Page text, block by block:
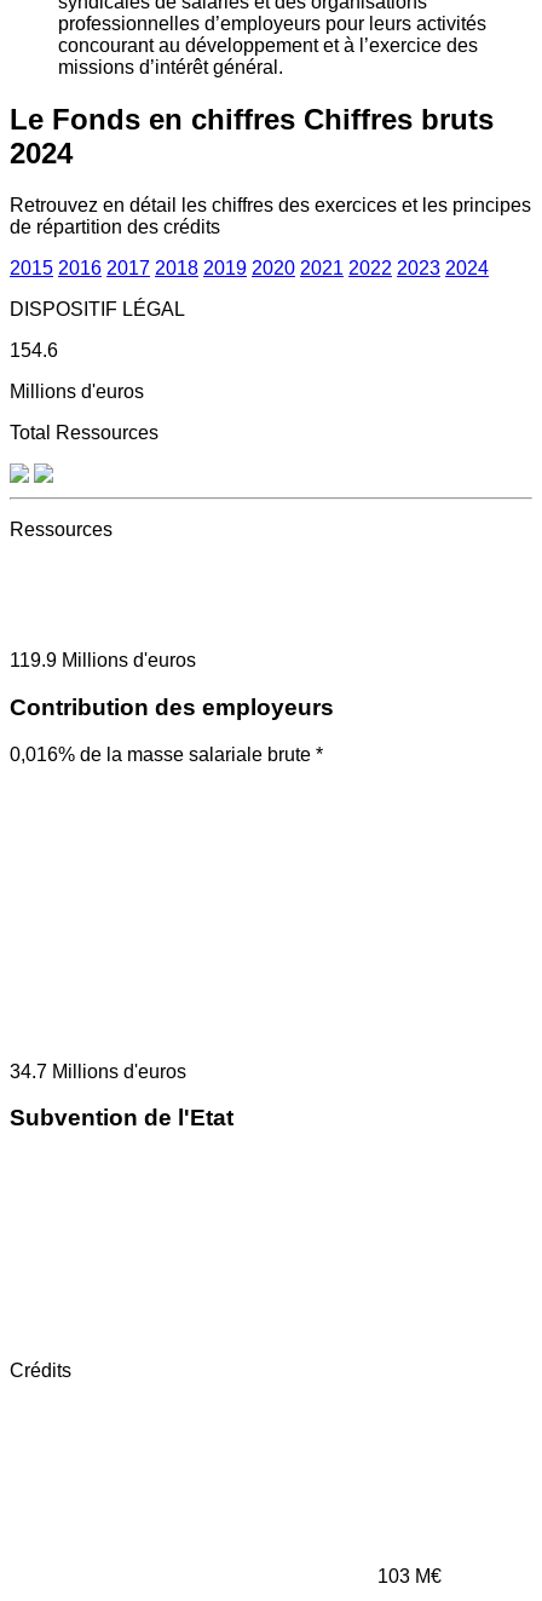
professionnelles d’employeurs pour leurs activités
concourant au développement et à l’exercice des
missions d’intérêt général.
Le Fonds en chiffres Chiffres bruts
2024
Retrouvez en détail les chiffres des exercices et les principes
de répartition des crédits
2015 2016 2017 2018 2019 2020 2021 2022 2023 2024
DISPOSITIF LÉGAL
154.6
Millions d'euros
Total Ressources
Ressources
119.9 Millions d'euros
Contribution des employeurs
0,016% de la masse salariale brute *
34.7 Millions d'euros
Subvention de l'Etat
Crédits
103 M€